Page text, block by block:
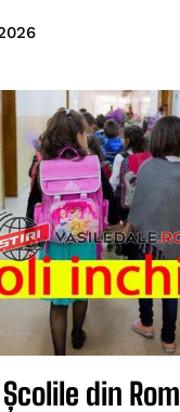
Școlile din